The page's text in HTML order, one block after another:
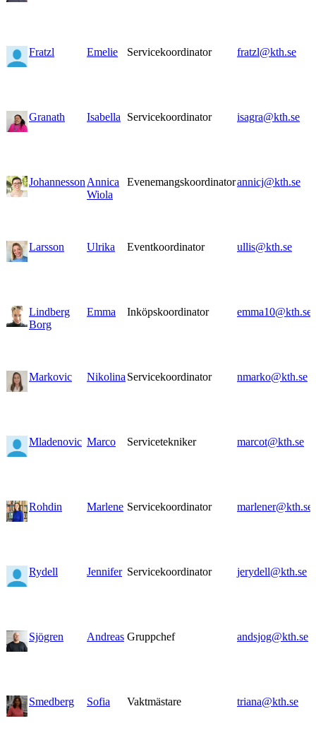
Fratzl Emelie Servicekoordinator fratzl@kth.se
Granath Isabella Servicekoordinator isagra@kth.se
Johannesson Annica
Wiola
Evenemangskoordinatorannicj@kth.se
Larsson Ulrika Eventkoordinator ullis@kth.se
Lindberg
Borg
Emma Inköpskoordinator emma10@kth.se
Markovic Nikolina Servicekoordinator nmarko@kth.se
Mladenovic Marco Servicetekniker marcot@kth.se
Rohdin Marlene Servicekoordinator marlener@kth.se
Rydell Jennifer Servicekoordinator jerydell@kth.se
Sjögren Andreas Gruppchef andsjog@kth.se
Smedberg Sofia Vaktmästare triana@kth.se